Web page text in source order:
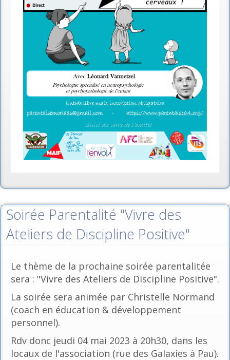
Soirée Parentalité "Vivre des
Ateliers de Discipline Positive"
Le thème de la prochaine soirée parentalitée
sera : "Vivre des Ateliers de Discipline Positive".
La soirée sera animée par Christelle Normand
(coach en éducation & développement
personnel).
Rdv donc jeudi 04 mai 2023 à 20h30, dans les
locaux de l'association (rue des Galaxies à Pau).